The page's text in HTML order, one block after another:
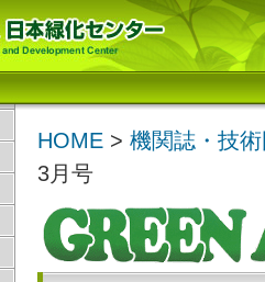
HOME > 機関誌・技
3月号